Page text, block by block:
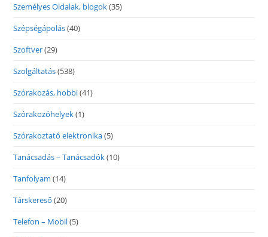
Személyes Oldalak, blogok(35)
Szépségápolás(40)
Szoftver(29)
Szolgáltatás(538)
Szórakozás, hobbi(41)
Szórakozóhelyek(1)
Szórakoztató elektronika(5)
Tanácsadás – Tanácsadók(10)
Tanfolyam (14)
Társkereső (20)
Telefon – Mobil(5)